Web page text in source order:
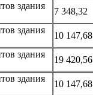
здания
7 348,32
здания
10 147,68
здания
19 420,56
здания
10 147,68